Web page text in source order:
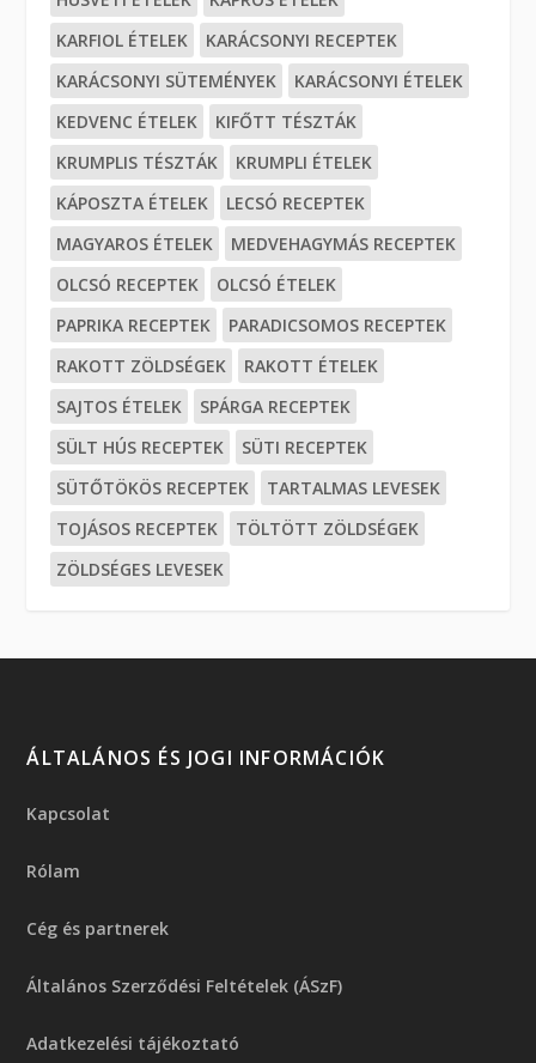
KARFIOL ÉTELEK
KARÁCSONYI RECEPTEK
KARÁCSONYI SÜTEMÉNYEK
KARÁCSONYI ÉTELEK
KEDVENC ÉTELEK
KIFŐTT TÉSZTÁK
KRUMPLIS TÉSZTÁK
KRUMPLI ÉTELEK
KÁPOSZTA ÉTELEK
LECSÓ RECEPTEK
MAGYAROS ÉTELEK
MEDVEHAGYMÁS RECEPTEK
OLCSÓ RECEPTEK
OLCSÓ ÉTELEK
PAPRIKA RECEPTEK
PARADICSOMOS RECEPTEK
RAKOTT ZÖLDSÉGEK
RAKOTT ÉTELEK
SAJTOS ÉTELEK
SPÁRGA RECEPTEK
SÜLT HÚS RECEPTEK
SÜTI RECEPTEK
SÜTŐTÖKÖS RECEPTEK
TARTALMAS LEVESEK
TOJÁSOS RECEPTEK
TÖLTÖTT ZÖLDSÉGEK
ZÖLDSÉGES LEVESEK
ÁLTALÁNOS ÉS JOGI INFORMÁCIÓK
Kapcsolat
Rólam
Cég és partnerek
Általános Szerződési Feltételek (ÁSzF)
Adatkezelési tájékoztató